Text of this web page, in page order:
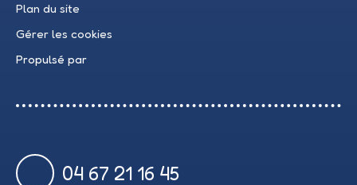
Plan du site
Gérer les cookies
Propulsé par
04 67 21 16 45